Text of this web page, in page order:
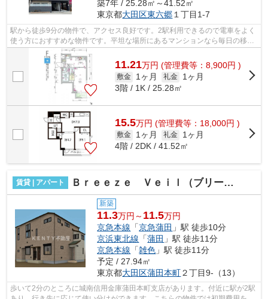
築7年 / 25.28㎡～41.52㎡
東京都大田区東六郷 １丁目1-7
駅から徒歩9分の物件で、アクセス良好です。2駅利用できるので電車をよく
使う方におすすめな物件です。平坦な場所にあるマンションなら毎日の移動
も快適です。こちらの物件はマンショ...
11.21万円 (管理費等：8,900円 )
敷金 1ヶ月 礼金
1ヶ月
3階 / 1K / 25.28㎡
15.5万円 (管理費等：18,000円 )
敷金 1ヶ月 礼金
1ヶ月
4階 / 2DK / 41.52㎡
賃貸 | アパート Ｂｒｅｅｚｅ Ｖｅｉｌ（ブリーズ ヴェール）
新築
11.3万円～ 11.5万円
京急本線 「京急蒲田 」駅 徒歩10分
京浜東北線 「蒲田 」駅 徒歩11分
京急本線 「雑色 」駅 徒歩11分
予定 / 27.94㎡
東京都大田区蒲田本町２丁目9-（13）
歩いて2分のところに城南信用金庫蒲田本町支店があります。付近に駅が2駅